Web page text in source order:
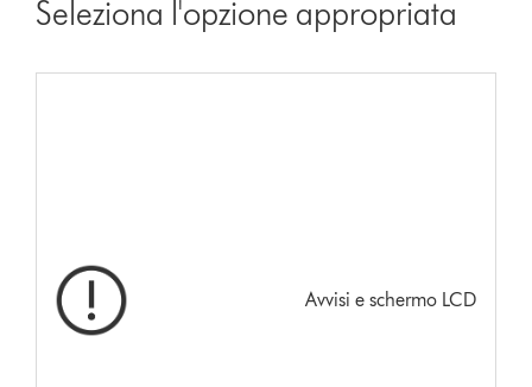
Seleziona l'opzione appropriata
Avvisi e schermo LCD